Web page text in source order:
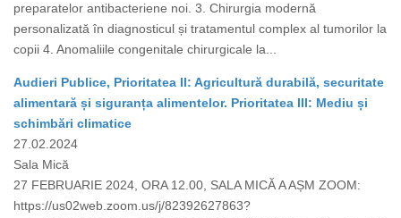
preparatelor antibacteriene noi. 3. Chirurgia modernă
personalizată în diagnosticul și tratamentul complex al tumorilor la
copii 4. Anomaliile congenitale chirurgicale la...
Audieri Publice, Prioritatea II: Agricultură durabilă, securitate
alimentară și siguranța alimentelor. Prioritatea III: Mediu și
schimbări climatice
27.02.2024
Sala Mică
27 FEBRUARIE 2024, ORA 12.00, SALA MICĂ A AȘM ZOOM:
https://us02web.zoom.us/j/82392627863?